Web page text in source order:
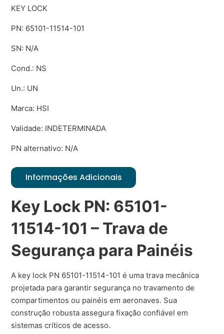
KEY LOCK
PN: 65101-11514-101
SN: N/A
Cond.: NS
Un.: UN
Marca: HSI
Validade: INDETERMINADA
PN alternativo: N/A
Informações Adicionais
Key Lock PN: 65101-
11514-101 – Trava de
Segurança para Painéis
A key lock PN 65101-11514-101 é uma trava mecânica
projetada para garantir segurança no travamento de
compartimentos ou painéis em aeronaves. Sua
construção robusta assegura fixação confiável em
sistemas críticos de acesso.